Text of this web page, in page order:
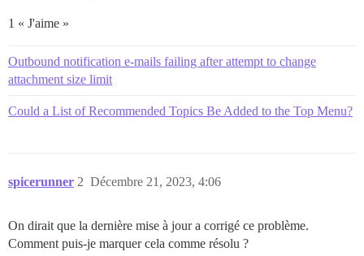
1 « J'aime »
Outbound notification e-mails failing after attempt to change
attachment size limit
Could a List of Recommended Topics Be Added to the Top Menu?
spicerunner Décembre 21, 2023, 4:06
2
On dirait que la dernière mise à jour a corrigé ce problème.
Comment puis-je marquer cela comme résolu ?